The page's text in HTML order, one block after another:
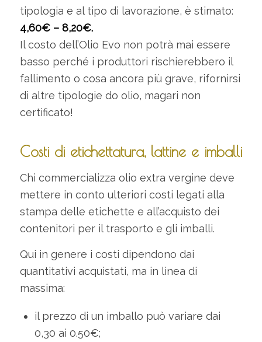
tipologia e al tipo di lavorazione, è stimato:
4,60€ – 8,20€.
Il costo dell’Olio Evo non potrà mai essere
basso perché i produttori rischierebbero il
fallimento o cosa ancora più grave, rifornirsi
di altre tipologie do olio, magari non
certificato!
Costi di etichettatura, lattine e imballi
Chi commercializza olio extra vergine deve
mettere in conto ulteriori costi legati alla
stampa delle etichette e all’acquisto dei
contenitori per il trasporto e gli imballi.
Qui in genere i costi dipendono dai
quantitativi acquistati, ma in linea di
massima:
il prezzo di un imballo può variare dai
0,30 ai 0.50€;